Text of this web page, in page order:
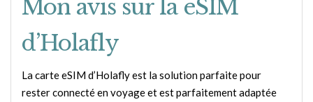
Mon avis sur la eSIM
d’Holafly
La carte eSIM d’Holafly est la solution parfaite pour
rester connecté en voyage et est parfaitement adaptée